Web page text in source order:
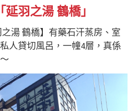
羽之湯 鶴橋」
湯 鶴橋】有藥石汗蒸房、室
人貸切風呂，一幢4層，真係